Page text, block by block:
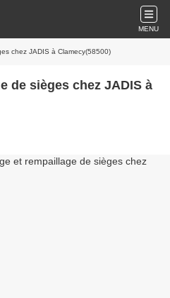
MENU
chez JADIS à Clamecy(58500)
de sièges chez JADIS à